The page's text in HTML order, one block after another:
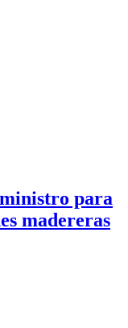
para
madereras